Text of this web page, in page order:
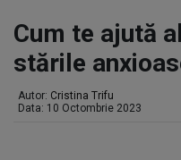
Cum te ajută
stările
Autor: Cristina Trifu
Data: 10 Octombrie 2023